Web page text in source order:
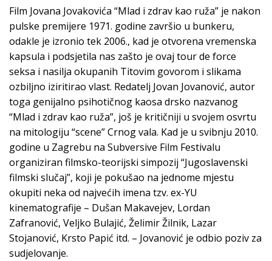
Film Jovana Jovakovića “Mlad i zdrav kao ruža” je nakon
pulske premijere 1971. godine završio u bunkeru,
odakle je izronio tek 2006., kad je otvorena vremenska
kapsula i podsjetila nas zašto je ovaj tour de force
seksa i nasilja okupanih Titovim govorom i slikama
ozbiljno iziritirao vlast. Redatelj Jovan Jovanović, autor
toga genijalno psihotičnog kaosa drsko nazvanog
“Mlad i zdrav kao ruža”, još je kritičniji u svojem osvrtu
na mitologiju “scene” Crnog vala. Kad je u svibnju 2010.
godine u Zagrebu na Subversive Film Festivalu
organiziran filmsko-teorijski simpozij “Jugoslavenski
filmski slučaj”, koji je pokušao na jednome mjestu
okupiti neka od najvećih imena tzv. ex-YU
kinematografije – Dušan Makavejev, Lordan
Zafranović, Veljko Bulajić, Želimir Žilnik, Lazar
Stojanović, Krsto Papić itd. – Jovanović je odbio poziv za
sudjelovanje.